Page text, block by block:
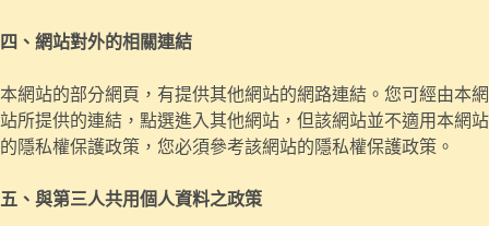
四、網站對外的相關連結
本網站的部分網頁，有提供其他網站的網路連結。您可經由本網
站所提供的連結，點選進入其他網站，但該網站並不適用本網站
的隱私權保護政策，您必須參考該網站的隱私權保護政策。
五、與第三人共用個人資料之政策